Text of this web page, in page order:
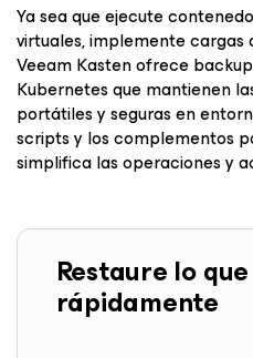
Ya sea que ejecute
virtuales, implemente cargas
Veeam Kasten ofrece
Kubernetes que mantienen
portátiles y seguras en
scripts y los complementos
simplifica las operaciones y
Restaure lo
rápidamente